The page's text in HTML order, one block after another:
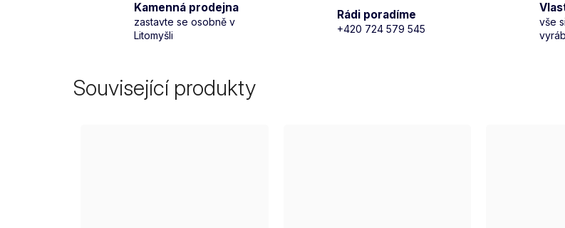
Kamenná prodejna
zastavte se osobně v
Litomyšli
Rádi poradíme
+420 724 579 545
vše
Související produkty